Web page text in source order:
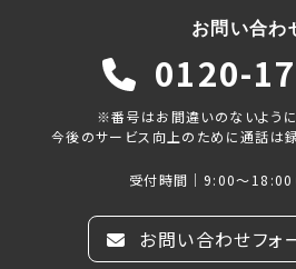
お問い合わ
0120-
※番号はお間違いのないように
今後のサービス向上のために通話は
受付時間｜9:00～18:00
お問い合わせフォ